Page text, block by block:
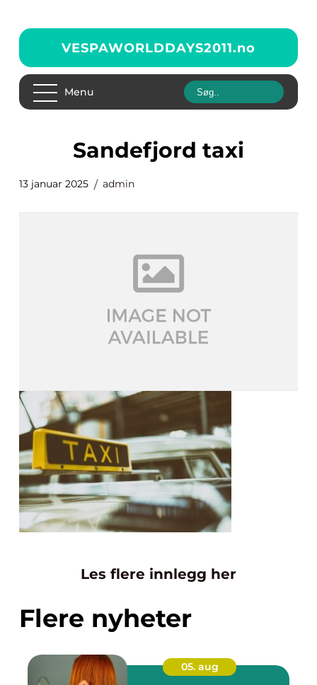
VESPAWORLDDAYS2011.no
Menu
sandefjord taxi
13 januar 2025 admin
Les flere innlegg her
Flere nyheter
05. aug